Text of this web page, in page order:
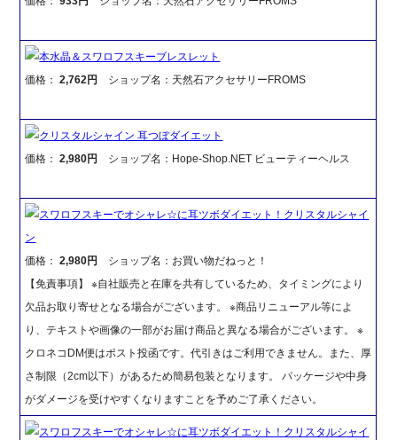
本水晶＆スワロフスキーブレスレット
価格：2,762円 ショップ名：天然石アクセサリーFROMS
クリスタルシャイン 耳つぼダイエット
価格：2,980円 ショップ名：Hope-Shop.NET ビューティーヘルス
スワロフスキーでオシャレ☆に耳ツボダイエット！クリスタルシャイ
ン
価格：2,980円
ショップ名：お買い物だねっと！
【免責事項】 ※自社販売と在庫を共有しているため、タイミングにより
欠品お取り寄せとなる場合がございます。 ※商品リニューアル等によ
り、テキストや画像の一部がお届け商品と異なる場合がございます。 ※
クロネコDM便はポスト投函です。代引きはご利用できません。また、厚
さ制限（2cm以下）があるため簡易包装となります。 パッケージや中身
がダメージを受けやすくなりますことを予めご了承ください。
スワロフスキーでオシャレ☆に耳ツボダイエット！クリスタルシャイ